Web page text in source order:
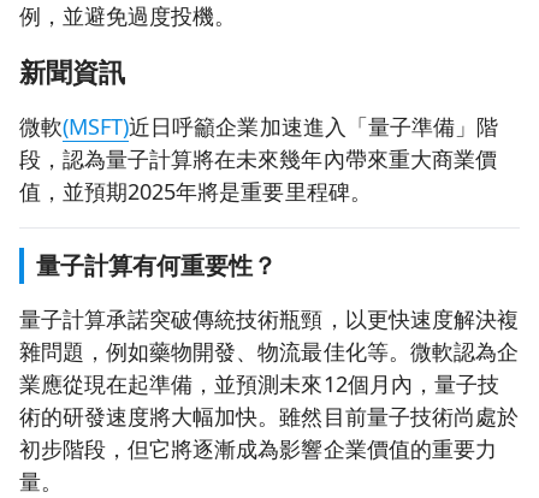
例，並避免過度投機。
新聞資訊
微軟(MSFT)近日呼籲企業加速進入「量子準備」階
段，認為量子計算將在未來幾年內帶來重大商業價
值，並預期2025年將是重要里程碑。
量子計算有何重要性？
量子計算承諾突破傳統技術瓶頸，以更快速度解決複
雜問題，例如藥物開發、物流最佳化等。微軟認為企
業應從現在起準備，並預測未來12個月內，量子技
術的研發速度將大幅加快。雖然目前量子技術尚處於
初步階段，但它將逐漸成為影響企業價值的重要力
量。